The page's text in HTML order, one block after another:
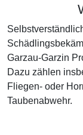
Garzau-Garzin
Dazu zählen
Fliegen- oder
Taubenabwehr.